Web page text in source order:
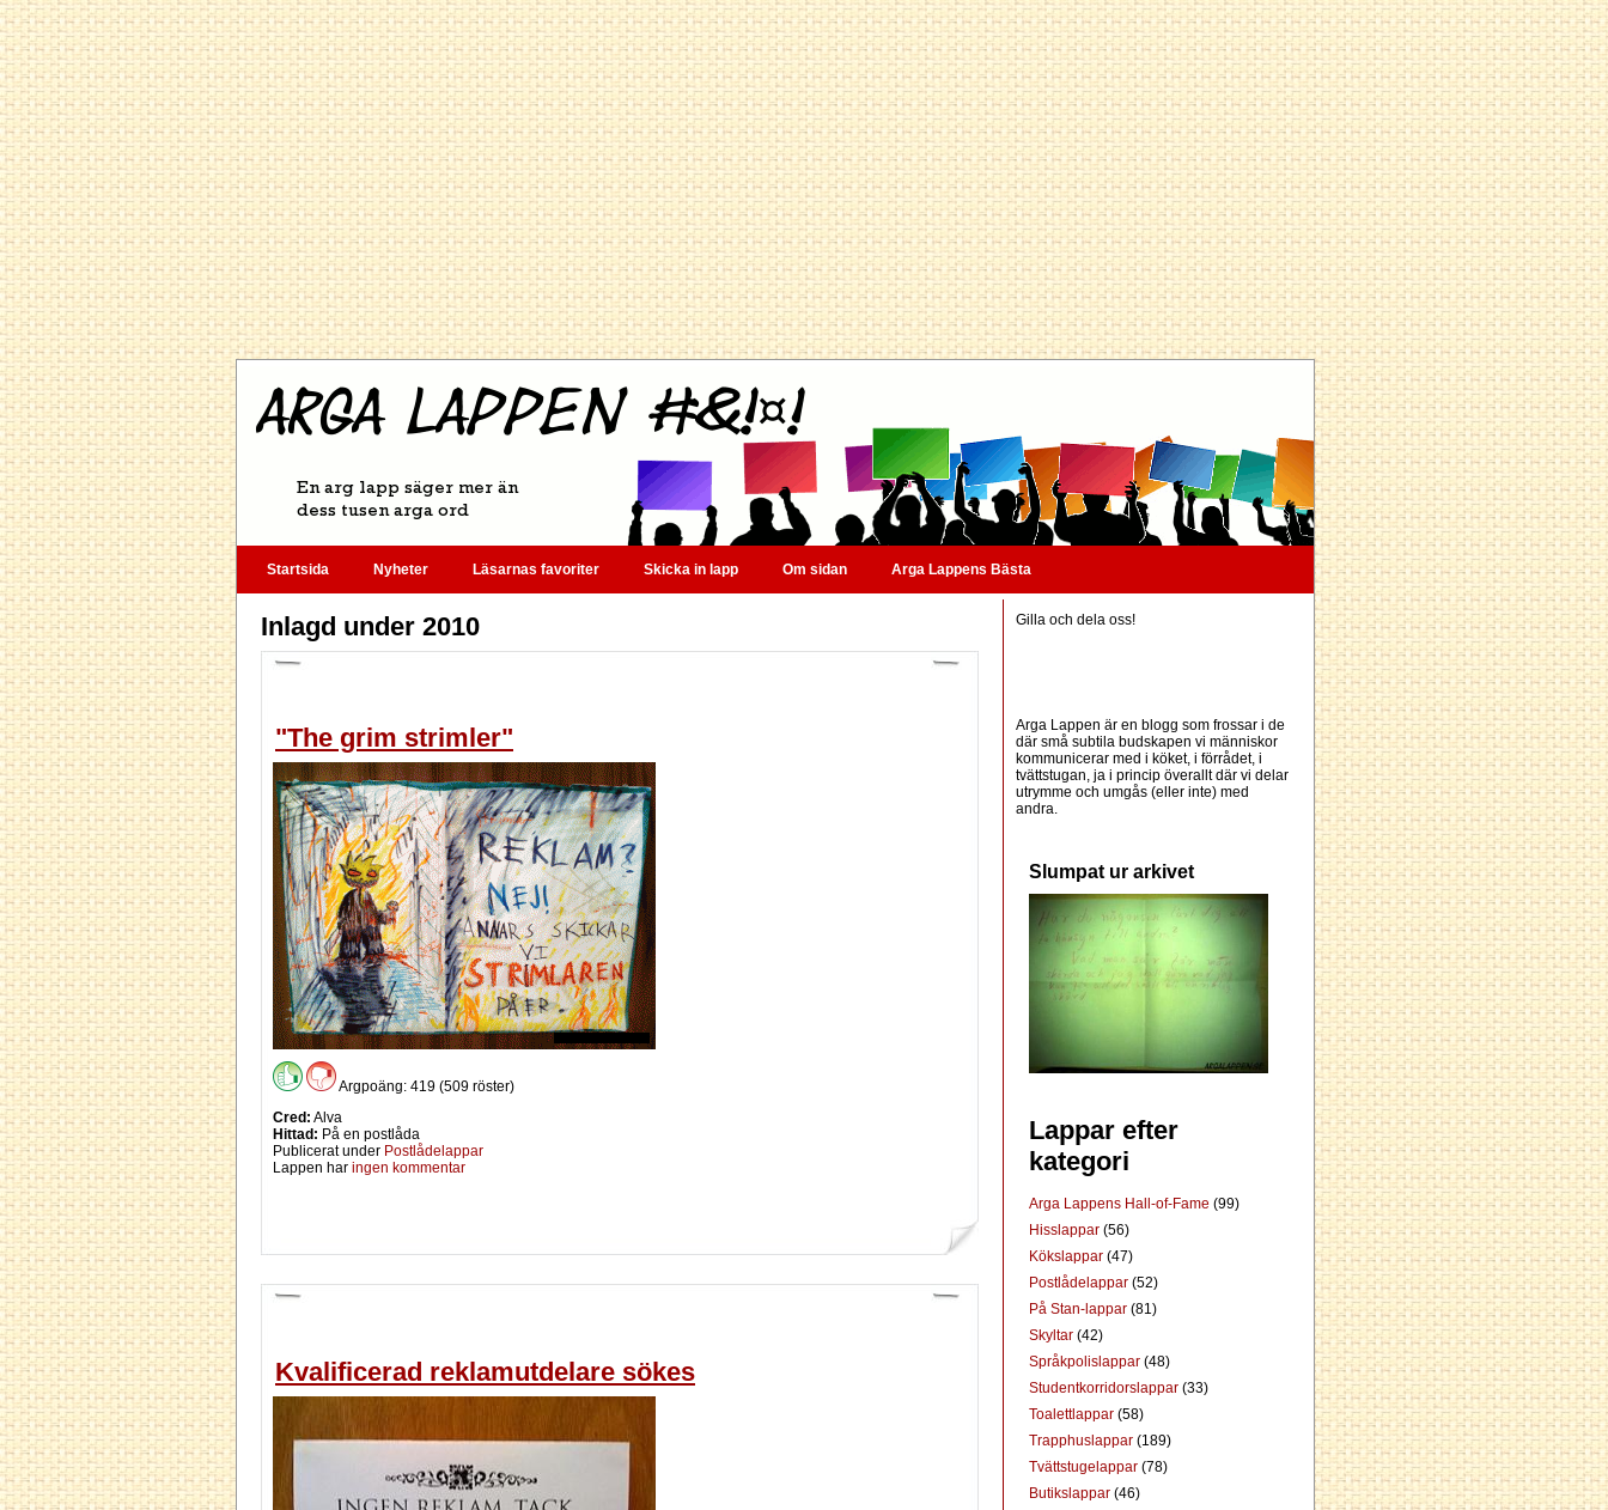
Startsida Nyheter Läsarnas favoriter Skicka in lapp Om sidan Arga Lappens Bästa
Inlagd under 2010
"The grim strimler"
Argpoäng: 419 (509 röster)
Cred: Alva
Hittad: På en postlåda
Publicerat under Postlådelappar
Lappen har ingen kommentar
Kvalificerad reklamutdelare sökes
Gilla och dela oss!
Arga Lappen är en blogg som frossar i de
där små subtila budskapen vi människor
kommunicerar med i köket, i förrådet, i
tvättstugan, ja i princip överallt där vi delar
utrymme och umgås (eller inte) med
andra.
Slumpat ur arkivet
Lappar efter
kategori
Arga Lappens Hall-of-Fame (99)
Hisslappar (56)
Kökslappar (47)
Postlådelappar (52)
På Stan-lappar (81)
Skyltar (42)
Språkpolislappar (48)
Studentkorridorslappar (33)
Toalettlappar (58)
Trapphuslappar (189)
Tvättstugelappar (78)
Butikslappar (46)